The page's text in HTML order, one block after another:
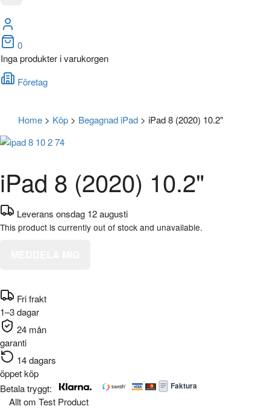
0
Inga produkter i varukorgen
Företag
Home > Köp > Begagnad iPad > iPad 8 (2020) 10.2″
iPad 8 (2020) 10.2"
Leverans onsdag 12 augusti
This product is currently out of stock and unavailable.
Fri frakt
1–3 dagar
24 mån
garanti
14 dagars
öppet köp
Betala tryggt:
Faktura
Allt om Test Product